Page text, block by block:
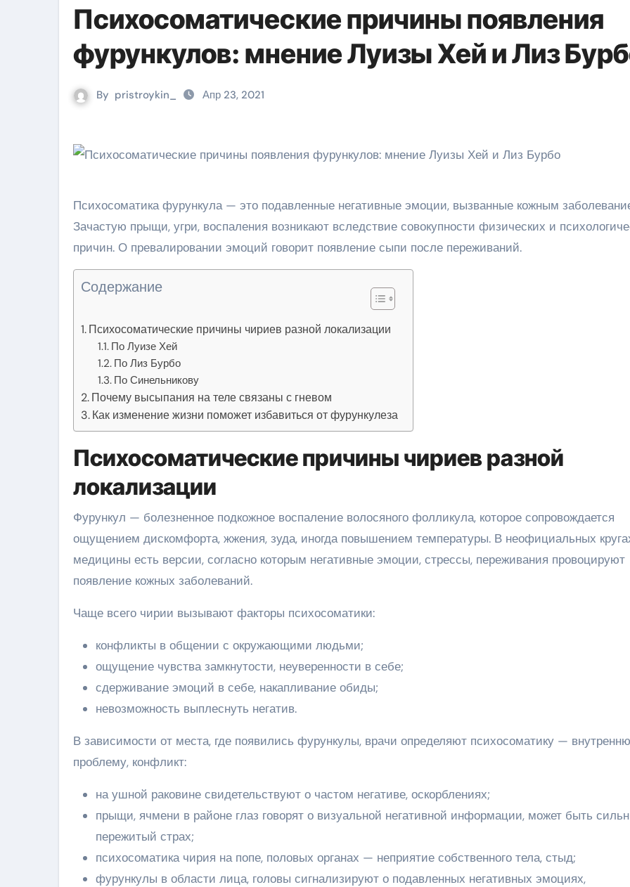
Психосоматические причины появления
фурункулов: мнение Луизы Хей и Лиз
By pristroykin_ Апр 23, 2021
Психосоматика фурункула — это подавленные негативные эмоции, вызванные кожным
Зачастую прыщи, угри, воспаления возникают вследствие совокупности физических и
причин. О превалировании эмоций говорит появление сыпи после переживаний.
Содержание
Психосоматические причины чириев разной локализации
По Луизе Хей
По Лиз Бурбо
По Синельникову
Почему высыпания на теле связаны с гневом
Как изменение жизни поможет избавиться от фурункулеза
Психосоматические причины чириев разной
локализации
Фурункул — болезненное подкожное воспаление волосяного фолликула, которое сопровождается
ощущением дискомфорта, жжения, зуда, иногда повышением температуры. В неофициальных
медицины есть версии, согласно которым негативные эмоции, стрессы, переживания провоцируют
появление кожных заболеваний.
Чаще всего чирии вызывают факторы психосоматики:
конфликты в общении с окружающими людьми;
ощущение чувства замкнутости, неуверенности в себе;
сдерживание эмоций в себе, накапливание обиды;
невозможность выплеснуть негатив.
В зависимости от места, где появились фурункулы, врачи определяют психосоматику —
проблему, конфликт:
на ушной раковине свидетельствуют о частом негативе, оскорблениях;
прыщи, ячмени в районе глаз говорят о визуальной негативной информации, может быть
пережитый страх;
психосоматика чирия на попе, половых органах — неприятие собственного тела, стыд;
фурункулы в области лица, головы сигнализируют о подавленных негативных эмоциях,